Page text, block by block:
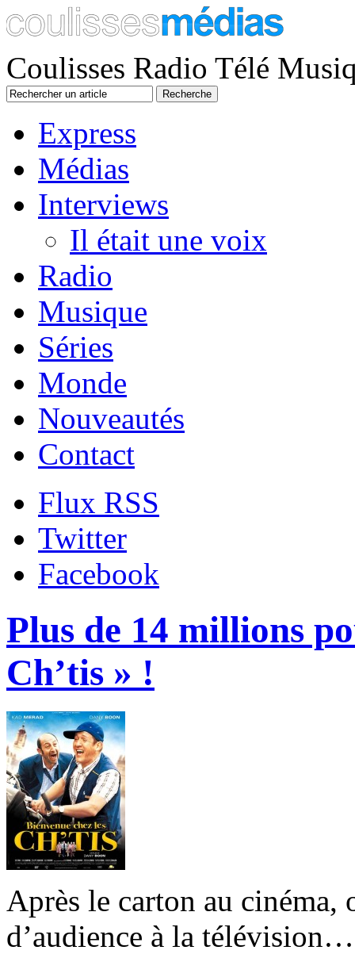
Coulisses Radio Télé
Express
Médias
Interviews
Il était une voix
Radio
Musique
Séries
Monde
Nouveautés
Contact
Flux RSS
Twitter
Facebook
Plus de 14 millions
Ch’tis » !
Après le carton au cinéma,
d’audience à la télévision…